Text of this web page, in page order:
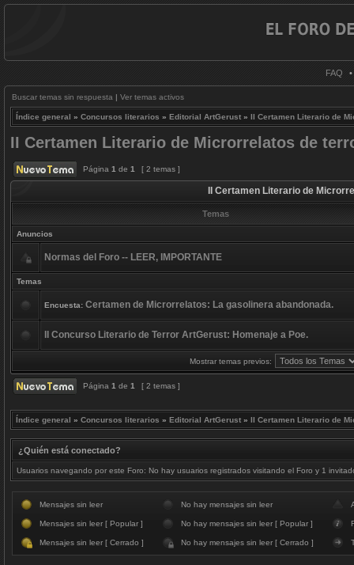
FAQ •
Buscar temas sin respuesta | Ver temas activos
Índice general » Concursos literarios » Editorial ArtGerust » II Certamen Literario de
II Certamen Literario de Microrrelatos de
Página 1 de 1 [ 2 temas ]
II Certamen Literario de
Temas
Anuncios
Normas del Foro -- LEER, IMPORTANTE
Temas
Encuesta: Certamen de Microrrelatos: La gasolinera abandonada.
II Concurso Literario de Terror ArtGerust: Homenaje a Poe.
Mostrar temas previos:
Página 1 de 1 [ 2 temas ]
Índice general » Concursos literarios » Editorial ArtGerust » II Certamen Literario de
¿Quién está conectado?
Usuarios navegando por este Foro: No hay usuarios registrados visitando el Foro y 1
Mensajes sin leer No hay mensajes sin leer
Mensajes sin leer [ Popular ] No hay mensajes sin leer [ Popular ]
Mensajes sin leer [ Cerrado ] No hay mensajes sin leer [ Cerrado ]